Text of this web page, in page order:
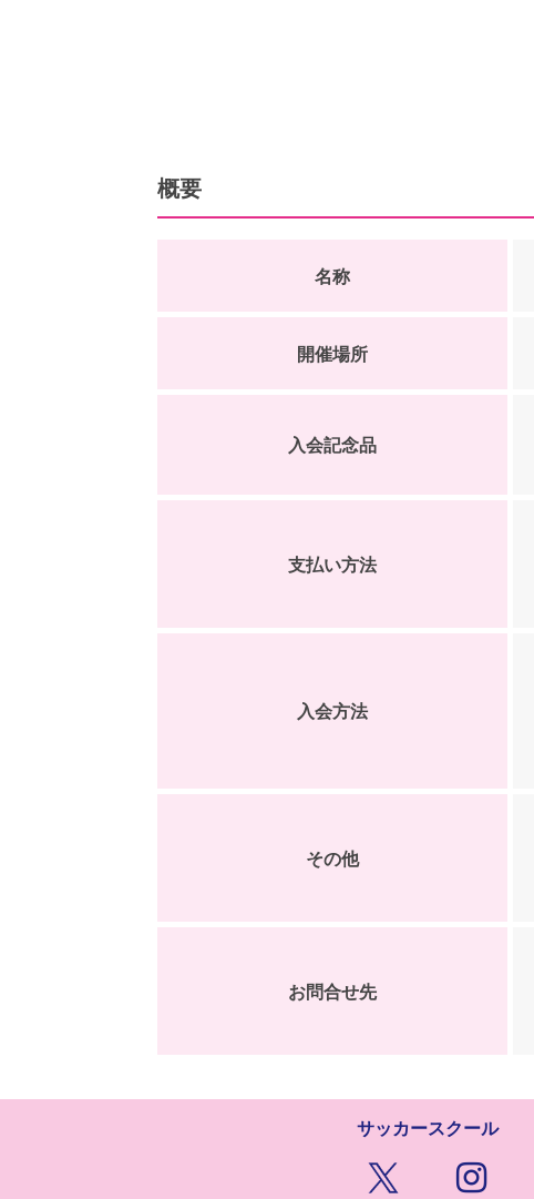
概要
名称
開催場所
入会記念品
支払い方法
入会方法
その他
お問合せ先
サッカースクール